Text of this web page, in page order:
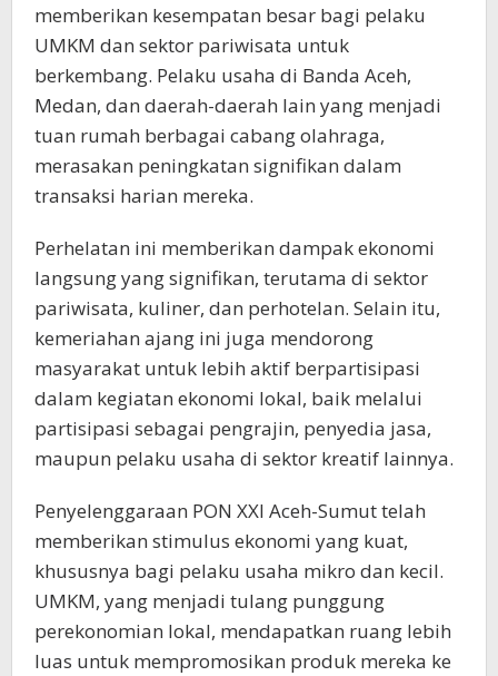
memberikan kesempatan besar bagi pelaku
UMKM dan sektor pariwisata untuk
berkembang. Pelaku usaha di Banda Aceh,
Medan, dan daerah-daerah lain yang menjadi
tuan rumah berbagai cabang olahraga,
merasakan peningkatan signifikan dalam
transaksi harian mereka.
Perhelatan ini memberikan dampak ekonomi
langsung yang signifikan, terutama di sektor
pariwisata, kuliner, dan perhotelan. Selain itu,
kemeriahan ajang ini juga mendorong
masyarakat untuk lebih aktif berpartisipasi
dalam kegiatan ekonomi lokal, baik melalui
partisipasi sebagai pengrajin, penyedia jasa,
maupun pelaku usaha di sektor kreatif lainnya.
Penyelenggaraan PON XXI Aceh-Sumut telah
memberikan stimulus ekonomi yang kuat,
khususnya bagi pelaku usaha mikro dan kecil.
UMKM, yang menjadi tulang punggung
perekonomian lokal, mendapatkan ruang lebih
luas untuk mempromosikan produk mereka ke